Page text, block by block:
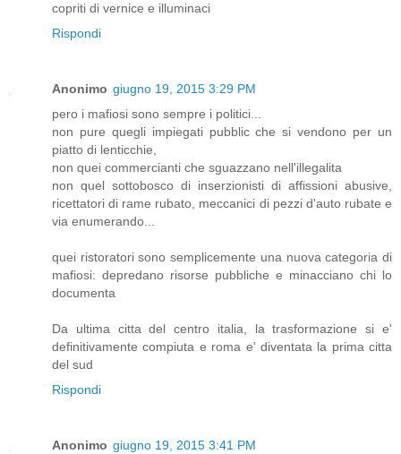
copriti di vernice e illuminaci
Rispondi
Anonimo giugno 19, 2015 3:29 PM
pero i mafiosi sono sempre i politici...
non pure quegli impiegati pubblic che si vendono per un
piatto di lenticchie,
non quei commercianti che sguazzano nell'illegalita
non quel sottobosco di inserzionisti di affissioni abusive,
ricettatori di rame rubato, meccanici di pezzi d'auto rubate e
via enumerando...
quei ristoratori sono semplicemente una nuova categoria di
mafiosi: depredano risorse pubbliche e minacciano chi lo
documenta
Da ultima citta del centro italia, la trasformazione si e'
definitivamente compiuta e roma e' diventata la prima citta
del sud
Rispondi
Anonimo giugno 19, 2015 3:41 PM